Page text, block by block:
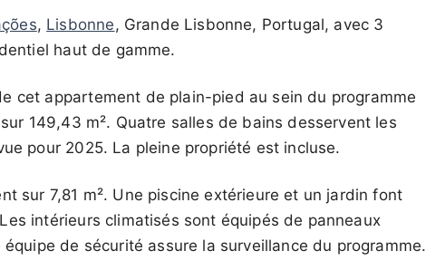
, Lisbonne, Grande Lisbonne, Portugal, avec 3
haut de gamme.
cet appartement de plain-pied au sein du programme
149,43 m². Quatre salles de bains desservent les
pour 2025. La pleine propriété est incluse.
sur 7,81 m². Une piscine extérieure et un jardin font
intérieurs climatisés sont équipés de panneaux
de sécurité assure la surveillance du programme.